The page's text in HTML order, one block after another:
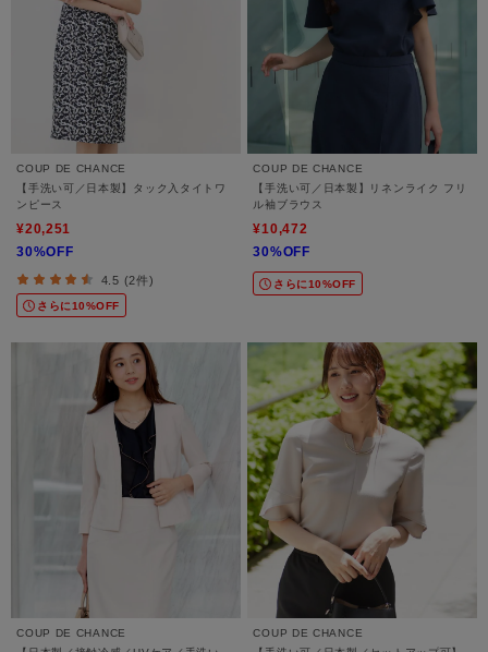
COUP DE CHANCE
【手洗い可／日本製】タック入タイトワ
ンピース
¥20,251
30%OFF
4.5 (2件)
さらに10%OFF
COUP DE CHANCE
【手洗い可／日本製】リネンライク フリ
ル袖ブラウス
¥10,472
30%OFF
さらに10%OFF
COUP DE CHANCE
COUP DE CHANCE